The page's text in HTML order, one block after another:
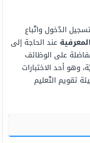
الدّخول واتّباع
عند الحاجة إلى
على الوظائف
وهو أحد الاختبارات
تقويم التّعليم